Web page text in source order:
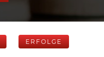
ERFOLGE